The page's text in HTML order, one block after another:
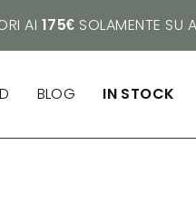
AI 175€ SOLAMENTE SU
BLOG IN STOCK